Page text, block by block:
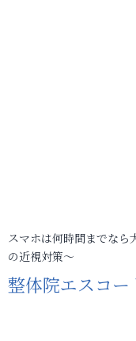
スマホは何時間までなら
の近視対策～
整体院エスコ